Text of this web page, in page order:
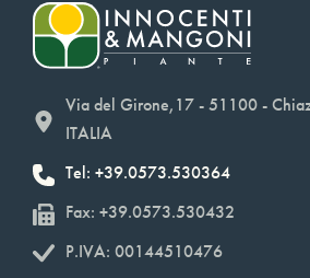
Via del Girone,17 - 51100 -
ITALIA
Tel: +39.0573.530364
Fax: +39.0573.530432
P.IVA: 00144510476